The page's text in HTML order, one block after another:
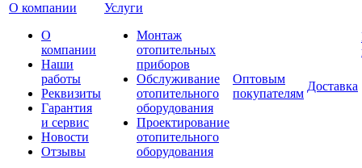
О компании
О
компании
Наши
работы
Реквизиты
Гарантия
и сервис
Новости
Отзывы
Услуги
Монтаж
отопительных
приборов
Обслуживание
отопительного
оборудования
Проектирование
отопительного
оборудования
Оптовым
покупателям
Доставка